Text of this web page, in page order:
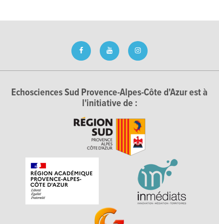
Echosciences Sud Provence-Alpes-Côte d'Azur est à
l'initiative de :